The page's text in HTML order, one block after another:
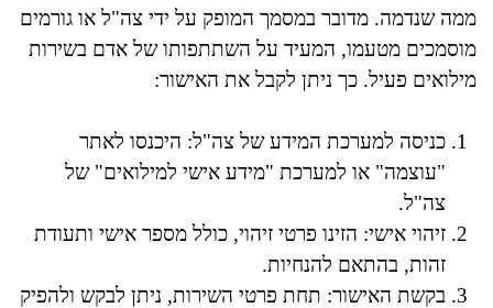
ממה שנדמה. מדובר במסמך המופק על ידי צה"ל או גורמים
מוסמכים מטעמו, המעיד על השתתפותו של אדם בשירות
מילואים פעיל. כך ניתן לקבל את האישור:
כניסה למערכת המידע של צה"ל: היכנסו לאתר
"עוצמה" או למערכת "מידע אישי למילואים" של
צה"ל.
זיהוי אישי: הזינו פרטי זיהוי, כולל מספר אישי ותעודת
זהות, בהתאם להנחיות.
בקשת האישור: תחת פרטי השירות, ניתן לבקש ולהפיק